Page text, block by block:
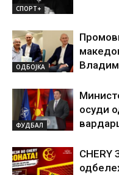
СПОРТ+
ОДБОЈКА
ФУДБАЛ
осуди